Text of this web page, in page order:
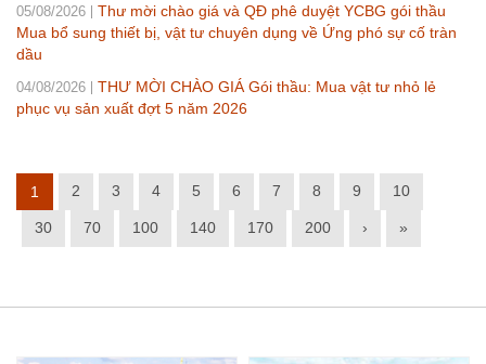
05/08/2026
Thư mời chào giá và QĐ phê duyệt YCBG gói thầu
Mua bổ sung thiết bị, vật tư chuyên dụng về Ứng phó sự cố tràn
dầu
04/08/2026
THƯ MỜI CHÀO GIÁ Gói thầu: Mua vật tư nhỏ lẻ
phục vụ sản xuất đợt 5 năm 2026
1 2 3 4 5 6 7 8 9 10
30 70 100 140 170 200 › »